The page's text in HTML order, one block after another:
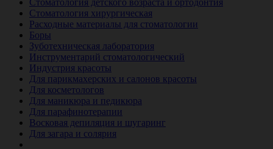
Стоматология детского возраста и ортодонтия
Стоматология хирургическая
Расходные материалы для стоматологии
Боры
Зуботехническая лаборатория
Инструментарий стоматологический
Индустрия красоты
Для парикмахерских и салонов красоты
Для косметологов
Для маникюра и педикюра
Для парафинотерапии
Восковая депиляция и шугаринг
Для загара и солярия